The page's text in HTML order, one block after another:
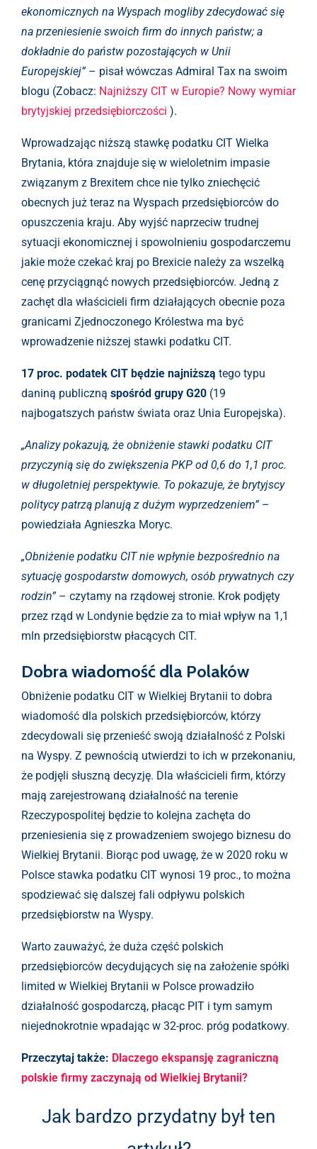
ekonomicznych na Wyspach mogliby zdecydować się
na przeniesienie swoich firm do innych państw; a
dokładnie do państw pozostających w Unii
Europejskiej”– pisał wówczas Admiral Tax na swoim
blogu (Zobacz: Najniższy CIT w Europie? Nowy wymiar
brytyjskiej przedsiębiorczości ).
Wprowadzając niższą stawkę podatku CIT Wielka
Brytania, która znajduje się w wieloletnim impasie
związanym z Brexitem chce nie tylko zniechęcić
obecnych już teraz na Wyspach przedsiębiorców do
opuszczenia kraju. Aby wyjść naprzeciw trudnej
sytuacji ekonomicznej i spowolnieniu gospodarczemu
jakie może czekać kraj po Brexicie należy za wszelką
cenę przyciągnąć nowych przedsiębiorców. Jedną z
zachęt dla właścicieli firm działających obecnie poza
granicami Zjednoczonego Królestwa ma być
wprowadzenie niższej stawki podatku CIT.
17 proc. podatek CIT będzie najniższą tego typu
daniną publiczną spośród grupy G20 (19
najbogatszych państw świata oraz Unia Europejska).
„Analizy pokazują, że obniżenie stawki podatku CIT
przyczynią się do zwiększenia PKP od 0,6 do 1,1 proc.
w długoletniej perspektywie. To pokazuje, że brytyjscy
politycy patrzą planują z dużym wyprzedzeniem”–
powiedziała Agnieszka Moryc.
„Obniżenie podatku CIT nie wpłynie bezpośrednio na
sytuację gospodarstw domowych, osób prywatnych czy
rodzin”– czytamy na rządowej stronie. Krok podjęty
przez rząd w Londynie będzie za to miał wpływ na 1,1
mln przedsiębiorstw płacących CIT.
Dobra wiadomość dla Polaków
Obniżenie podatku CIT w Wielkiej Brytanii to dobra
wiadomość dla polskich przedsiębiorców, którzy
zdecydowali się przenieść swoją działalność z Polski
na Wyspy. Z pewnością utwierdzi to ich w przekonaniu,
że podjęli słuszną decyzję. Dla właścicieli firm, którzy
mają zarejestrowaną działalność na terenie
Rzeczypospolitej będzie to kolejna zachęta do
przeniesienia się z prowadzeniem swojego biznesu do
Wielkiej Brytanii. Biorąc pod uwagę, że w 2020 roku w
Polsce stawka podatku CIT wynosi 19 proc., to można
spodziewać się dalszej fali odpływu polskich
przedsiębiorstw na Wyspy.
Warto zauważyć, że duża część polskich
przedsiębiorców decydujących się na założenie spółki
limited w Wielkiej Brytanii w Polsce prowadziło
działalność gospodarczą, płacąc PIT i tym samym
niejednokrotnie wpadając w 32-proc. próg podatkowy.
Przeczytaj także: Dlaczego ekspansję zagraniczną
polskie firmy zaczynają od Wielkiej Brytanii?
Jak bardzo przydatny był ten